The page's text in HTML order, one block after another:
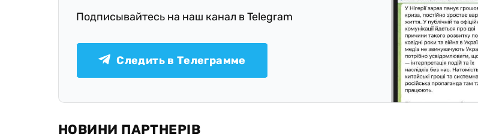
Подписывайтесь на наш канал в Telegram
Следить в Телеграмме